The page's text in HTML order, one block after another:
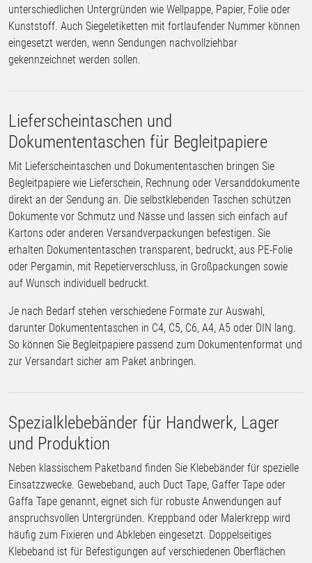
unterschiedlichen Untergründen wie Wellpappe, Papier, Folie oder
Kunststoff. Auch Siegeletiketten mit fortlaufender Nummer können
eingesetzt werden, wenn Sendungen nachvollziehbar
gekennzeichnet werden sollen.
Lieferscheintaschen und
Dokumententaschen für Begleitpapiere
Mit Lieferscheintaschen und Dokumententaschen bringen Sie
Begleitpapiere wie Lieferschein, Rechnung oder Versanddokumente
direkt an der Sendung an. Die selbstklebenden Taschen schützen
Dokumente vor Schmutz und Nässe und lassen sich einfach auf
Kartons oder anderen Versandverpackungen befestigen. Sie
erhalten Dokumententaschen transparent, bedruckt, aus PE-Folie
oder Pergamin, mit Repetierverschluss, in Großpackungen sowie
auf Wunsch individuell bedruckt.
Je nach Bedarf stehen verschiedene Formate zur Auswahl,
darunter Dokumententaschen in C4, C5, C6, A4, A5 oder DIN lang.
So können Sie Begleitpapiere passend zum Dokumentenformat und
zur Versandart sicher am Paket anbringen.
Spezialklebebänder für Handwerk, Lager
und Produktion
Neben klassischem Paketband finden Sie Klebebänder für spezielle
Einsatzzwecke. Gewebeband, auch Duct Tape, Gaffer Tape oder
Gaffa Tape genannt, eignet sich für robuste Anwendungen auf
anspruchsvollen Untergründen. Kreppband oder Malerkrepp wird
häufig zum Fixieren und Abkleben eingesetzt. Doppelseitiges
Klebeband ist für Befestigungen auf verschiedenen Oberflächen